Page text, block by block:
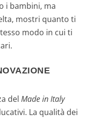
i bambini, ma
mostri quanto ti
modo in cui ti
del Made in Italy
La qualità dei